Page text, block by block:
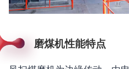
磨煤机性能特点